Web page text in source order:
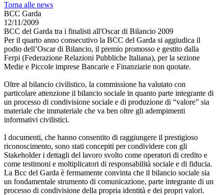
Torna alle news
BCC Garda
12/11/2009
BCC del Garda tra i finalisti all'Oscar di Bilancio 2009
Per il quarto anno consecutivo la BCC del Garda si aggiudica il
podio dell’Oscar di Bilancio, il premio promosso e gestito dalla
Ferpi (Federazione Relazioni Pubbliche Italiana), per la sezione
Medie e Piccole imprese Bancarie e Finanziarie non quotate.
Oltre al bilancio civilistico, la commissione ha valutato con
particolare attenzione il bilancio sociale in quanto parte integrante di
un processo di condivisione sociale e di produzione di “valore” sia
materiale che immateriale che va ben oltre gli adempimenti
informativi civilistici.
I documenti, che hanno consentito di raggiungere il prestigioso
riconoscimento, sono stati concepiti per condividere con gli
Stakeholder i dettagli del lavoro svolto come operatori di credito e
come testimoni e moltiplicatori di responsabilità sociale e di fiducia.
La Bcc del Garda è fermamente convinta che il bilancio sociale sia
un fondamentale strumento di comunicazione, parte integrante di un
processo di condivisione della propria identità e dei propri valori.